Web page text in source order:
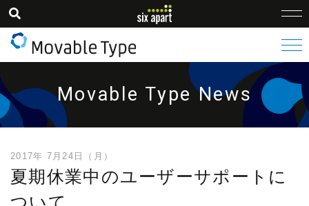
Movable Type News
2017年 7月24日（月）
夏期休業中のユーザーサポートに
ついて